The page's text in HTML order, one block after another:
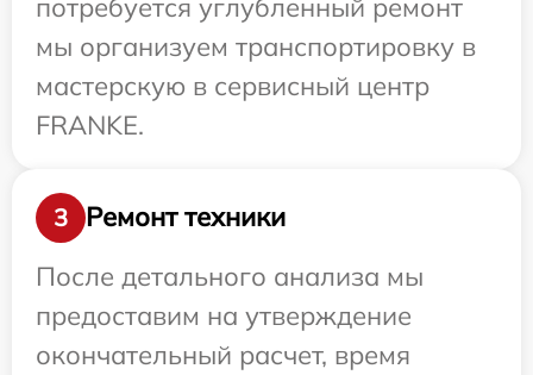
потребуется углубленный ремонт
мы организуем транспортировку в
мастерскую в сервисный центр
FRANKE.
3
Ремонт техники
После детального анализа мы
предоставим на утверждение
окончательный расчет, время